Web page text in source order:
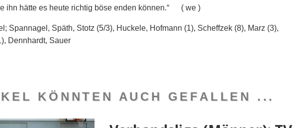
ihn hätte es heute richtig böse enden können.“ ( we )
Spannagel, Späth, Stotz (5/3), Huckele, Hofmann (1), Scheffzek (8), Marz (3),
Dennhardt, Sauer
KÖNNTEN AUCH GEFALLEN ...